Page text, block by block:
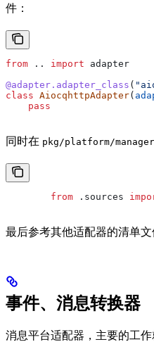
件：
from .. import adapter
@adapter.adapter_class (
class AiocqhttpAdapter(
    pass
同时在 pkg/platform/
        from
.sources
最后参考其他适配器的清单文
事件、消息转换器
消息平台适配器，主要的工作